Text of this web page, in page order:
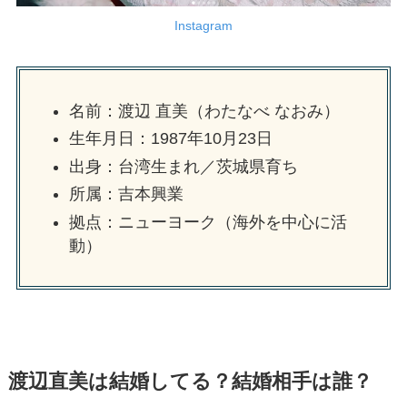
Instagram
名前：渡辺 直美（わたなべ なおみ）
生年月日：1987年10月23日
出身：台湾生まれ／茨城県育ち
所属：吉本興業
拠点：ニューヨーク（海外を中心に活
動）
渡辺直美は結婚してる？結婚相手は誰？